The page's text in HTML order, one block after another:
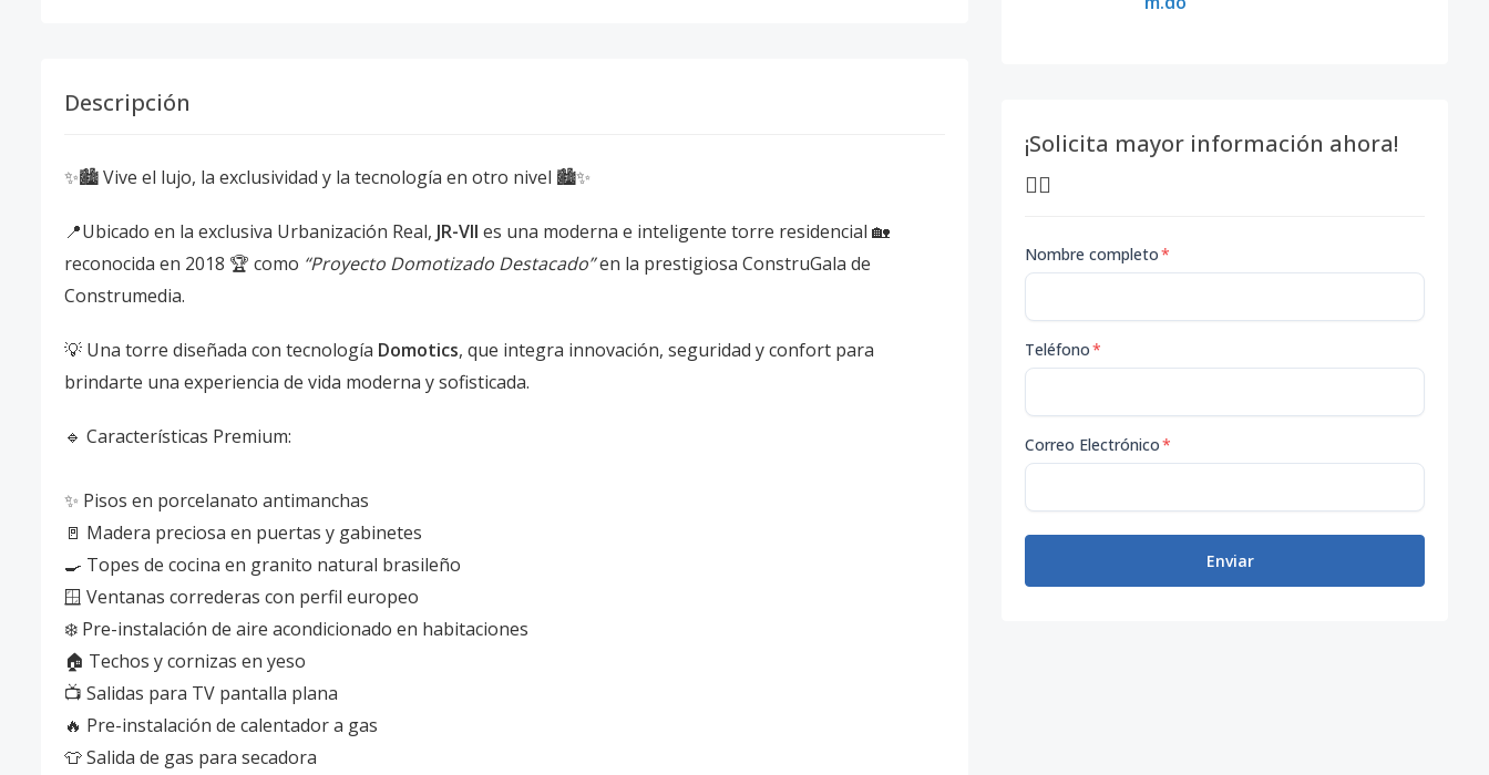
Descripción
✨🏙️ Vive el lujo, la exclusividad y la tecnología en otro nivel 🏙️✨
📍Ubicado en la exclusiva Urbanización Real, JR-VII es una moderna e inteligente torre residencial 🏡
reconocida en 2018 🏆 como “Proyecto Domotizado Destacado”en la prestigiosa ConstruGala de
Construmedia.
💡 Una torre diseñada con tecnología Domotics, que integra innovación, seguridad y confort para
brindarte una experiencia de vida moderna y sofisticada.
🔹 Características Premium:
✨ Pisos en porcelanato antimanchas
🚪 Madera preciosa en puertas y gabinetes
🍳 Topes de cocina en granito natural brasileño
🪟 Ventanas correderas con perfil europeo
❄️ Pre-instalación de aire acondicionado en habitaciones
🏠 Techos y cornizas en yeso
📺 Salidas para TV pantalla plana
🔥 Pre-instalación de calentador a gas
👕 Salida de gas para secadora
¡Solicita mayor información ahora!
👇🏽
Nombre completo*
Teléfono*
Correo Electrónico*
Enviar